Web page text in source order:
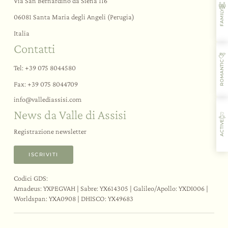
L’ospitalità
I sapori
Le attività
Il ristorante
Rituali di benessere
Gli eventi
Meeting e Congressi
Team building a tema
Matrimoni ed eventi
Le esperienze
Bike Hotel
Attività e sport
Assisi e dintorni
06081 Santa Maria degli Angeli (Perugia)
Italia
Contatti
Tel:+39 075 8044580
Fax: +39 075 8044709
info@vallediassisi.com
News da Valle di Assisi
Registrazione newsletter
ISCRIVITI
Codici GDS:
Amadeus: YXPEGVAH | Sabre: YX614305 | Galileo/Apollo: YXDI006 |
Worldspan: YXA0908 | DHISCO: YX49683
FAMILY
ROMANTIC
ACTIVE